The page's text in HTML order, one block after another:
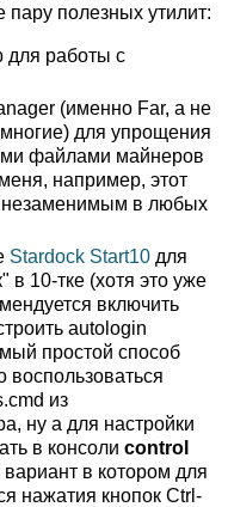
полезных утилит:
для работы с
(именно Far, а не
для упрощения
файлами майнеров
например, этот
незаменимым в любых
Stardock Start10 для
в 10-тке (хотя это уже
включить
autologin
простой способ
воспользоваться
из
ну а для настройки
в консоли control
в котором для
нажатия кнопок Ctrl-